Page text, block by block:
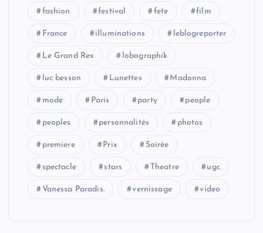
fashion festival fete film
France illuminations leblogreporter
Le Grand Rex lobographik
luc besson Lunettes Madonna
mode Paris party people
peoples personnalités photos
premiere Prix Soirée
spectacle stars Theatre ugc
Vanessa Paradis. vernissage video